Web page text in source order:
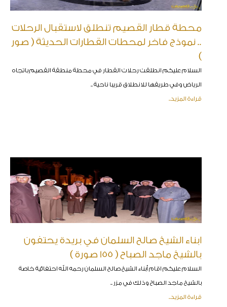
محطة قطار القصيم تنطلق لاستقبال الرحلات
.. نموذج فاخر لمحطات القطارات الحديثة ( صور
)
السلام عليكم انطلقت رحلات القطار في محطة منطقة القصيم باتجاه
الرياض وفي طريقها للانطلاق قريبا ناحية ..
قراءة المزيد..
ابناء الشيخ صالح السلمان في بريدة يحتفون
بالشيخ ماجد الصباح ( 155 صورة )
السلام عليكم اقام أبناء الشيخ صالح السلمان رحمه الله احتفائية خاصة
بالشيخ ماجد الصباح وذلك في مزر ..
قراءة المزيد..